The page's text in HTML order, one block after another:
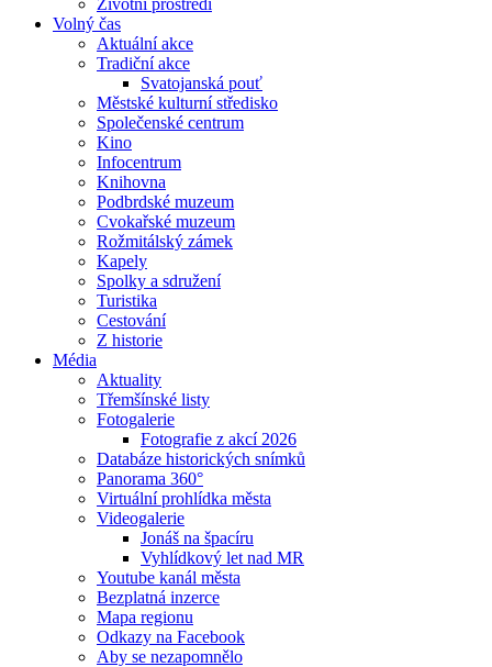
Životní prostředí
Volný čas
Aktuální akce
Tradiční akce
Svatojanská pouť
Městské kulturní středisko
Společenské centrum
Kino
Infocentrum
Knihovna
Podbrdské muzeum
Cvokařské muzeum
Rožmitálský zámek
Kapely
Spolky a sdružení
Turistika
Cestování
Z historie
Média
Aktuality
Třemšínské listy
Fotogalerie
Fotografie z akcí 2026
Databáze historických snímků
Panorama 360°
Virtuální prohlídka města
Videogalerie
Jonáš na špacíru
Vyhlídkový let nad MR
Youtube kanál města
Bezplatná inzerce
Mapa regionu
Odkazy na Facebook
Aby se nezapomnělo